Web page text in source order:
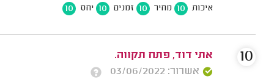
איכות 10 מחיר 10 זמנים 10 יחס 10
אתי דוד, פתח תקווה.
אשרור: 03/06/2022
10